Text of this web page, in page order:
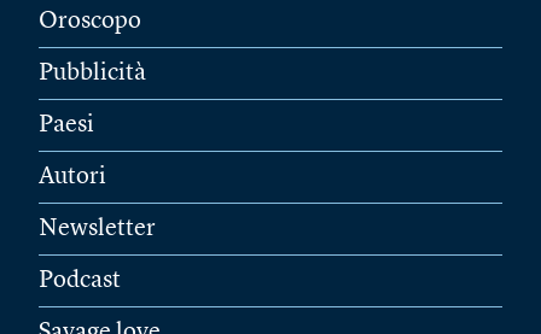
Oroscopo
Pubblicità
Paesi
Autori
Newsletter
Podcast